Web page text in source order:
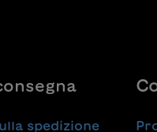
spedizione